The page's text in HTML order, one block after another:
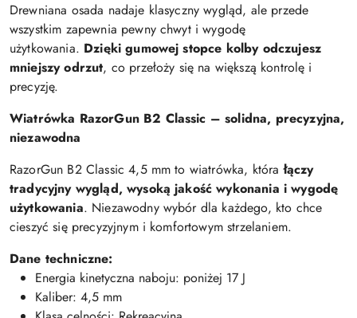
Drewniana osada nadaje klasyczny wygląd, ale przede
wszystkim zapewnia pewny chwyt i wygodę
użytkowania. Dzięki gumowej stopce kolby odczujesz
mniejszy odrzut, co przełoży się na większą kontrolę i
precyzję.
Wiatrówka RazorGun B2 Classic – solidna, precyzyjna,
niezawodna
RazorGun B2 Classic 4,5 mm to wiatrówka, która łączy
tradycyjny wygląd, wysoką jakość wykonania i wygodę
użytkowania. Niezawodny wybór dla każdego, kto chce
cieszyć się precyzyjnym i komfortowym strzelaniem.
Dane techniczne:
Energia kinetyczna naboju: poniżej 17 J
Kaliber: 4,5 mm